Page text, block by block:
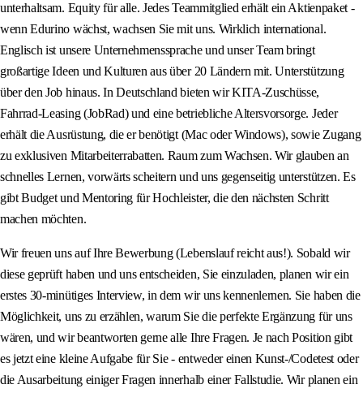
unterhaltsam. Equity für alle. Jedes Teammitglied erhält ein Aktienpaket -
wenn Edurino wächst, wachsen Sie mit uns. Wirklich international.
Englisch ist unsere Unternehmenssprache und unser Team bringt
großartige Ideen und Kulturen aus über 20 Ländern mit. Unterstützung
über den Job hinaus. In Deutschland bieten wir KITA-Zuschüsse,
Fahrrad-Leasing (JobRad) und eine betriebliche Altersvorsorge. Jeder
erhält die Ausrüstung, die er benötigt (Mac oder Windows), sowie Zugang
zu exklusiven Mitarbeiterrabatten. Raum zum Wachsen. Wir glauben an
schnelles Lernen, vorwärts scheitern und uns gegenseitig unterstützen. Es
gibt Budget und Mentoring für Hochleister, die den nächsten Schritt
machen möchten.
Wir freuen uns auf Ihre Bewerbung (Lebenslauf reicht aus!). Sobald wir
diese geprüft haben und uns entscheiden, Sie einzuladen, planen wir ein
erstes 30-minütiges Interview, in dem wir uns kennenlernen. Sie haben die
Möglichkeit, uns zu erzählen, warum Sie die perfekte Ergänzung für uns
wären, und wir beantworten gerne alle Ihre Fragen. Je nach Position gibt
es jetzt eine kleine Aufgabe für Sie - entweder einen Kunst-/Codetest oder
die Ausarbeitung einiger Fragen innerhalb einer Fallstudie. Wir planen ein